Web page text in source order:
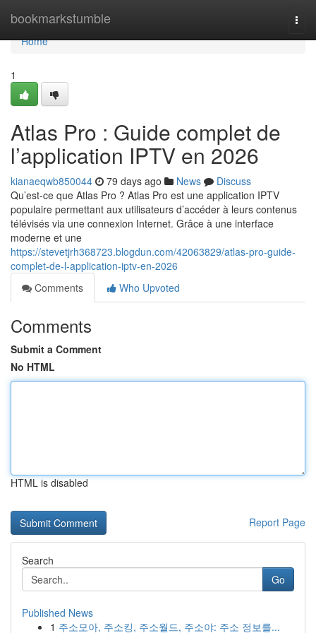
bookmarkstumble
Home
Home
1
Atlas Pro : Guide complet de
l’application IPTV en 2026
kianaeqwb850044 79 days ago News
Discuss
Qu’est-ce que Atlas Pro ? Atlas Pro est une application IPTV
populaire permettant aux utilisateurs d’accéder à leurs contenus
télévisés via une connexion Internet. Grâce à une interface
moderne et une
https://stevetjrh368723.blogdun.com/42063829/atlas-pro-guide-
complet-de-l-application-iptv-en-2026
Comments
Who Upvoted
Comments
Submit a Comment
No HTML
HTML is disabled
Report Page
Search
Go
Published News
1 주소모아, 주소킹, 주소월드, 주소야: 주소 정보를...